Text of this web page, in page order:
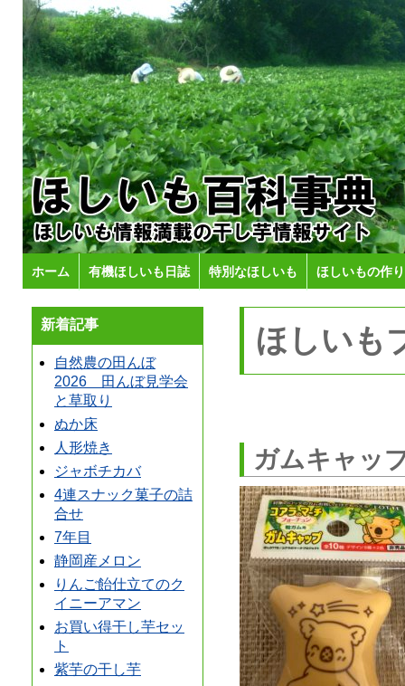
ホーム 有機ほしいも日誌 特別なほしいも ほしいもの作
新着記事
自然農の田んぼ
2026 田んぼ見学会
と草取り
ぬか床
人形焼き
ジャボチカバ
4連スナック菓子の詰
合せ
7年目
静岡産メロン
りんご飴仕立てのク
イニーアマン
お買い得干し芋セッ
ト
紫芋の干し芋
ほしいも
ガムキャッ